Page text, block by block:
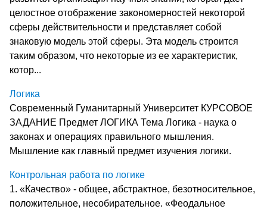
целостное отображение закономерностей некоторой
сферы действитель­ности и представляет собой
знаковую модель этой сферы. Эта модель строится
таким образом, что некоторые из ее харак­теристик,
котор...
Логика
Современный Гуманитарный Университет КУРСОВОЕ
ЗАДАНИЕ Предмет ЛОГИКА Тема Логика - наука о
законах и операциях правильного мышления.
Мышление как главный предмет изучения логики.
Контрольная работа по логике
1. «Качество» - общее, абстрактное, безотносительное,
положительное, несобирательное. «Феодальное